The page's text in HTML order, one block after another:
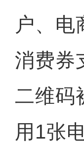
户、
消费券
二维码
用1张